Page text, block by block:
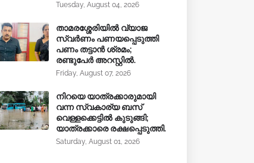
Tuesday, August 04, 2026
താമരശ്ശേരിയിൽ വ്യാജ
സ്വർണം പണയപ്പെടുത്തി
പണം തട്ടാൻ ശ്രമം;
രണ്ടുപേർ അറസ്റ്റിൽ.
Friday, August 07, 2026
നിറയെ യാത്രക്കാരുമായി
വന്ന സ്വകാര്യ ബസ്
വെള്ളക്കെട്ടിൽ കുടുങ്ങി;
യാത്രക്കാരെ രക്ഷപ്പെടുത്തി.
Saturday, August 01, 2026